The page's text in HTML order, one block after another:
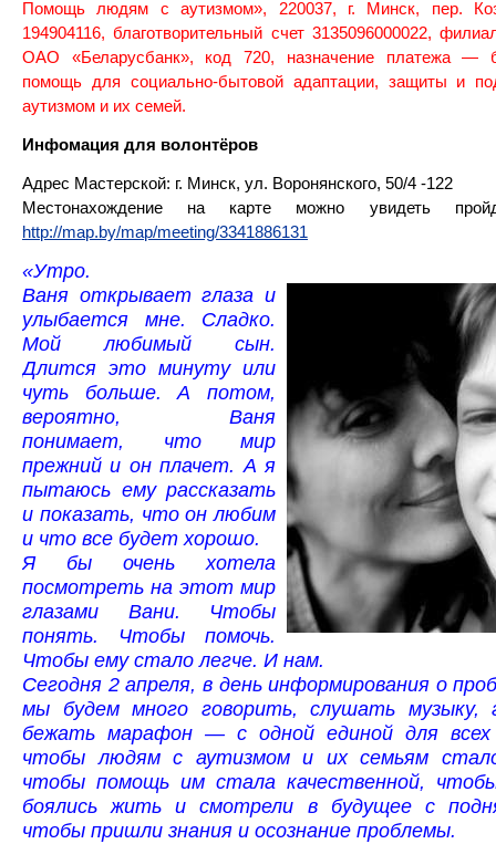
Помощь людям с аутизмом», 220037, г. Минск, пер.
194904116, благотворительный счет 3135096000022,
ОАО «Беларусбанк», код 720, назначение платежа —
помощь для социально-бытовой адаптации, защиты и
аутизмом и их семей.
Инфомация для волонтёров
Адрес Мастерской: г. Минск, ул. Воронянского, 50/4 -122
Местонахождение на карте можно увидеть
http://map.by/map/meeting/3341886131
«Утро.
Ваня открывает глаза и
улыбается мне. Сладко.
Мой любимый сын.
Длится это минуту или
чуть больше. А потом,
вероятно, Ваня
понимает, что мир
прежний и он плачет. А я
пытаюсь ему рассказать
и показать, что он любим
и что все будет хорошо.
Я бы очень хотела
посмотреть на этот мир
глазами Вани. Чтобы
понять. Чтобы помочь.
Чтобы ему стало легче. И нам.
Сегодня 2 апреля, в день информирования о
мы будем много говорить, слушать музыку,
бежать марафон — с одной единой для
чтобы людям с аутизмом и их семьям
чтобы помощь им стала качественной,
боялись жить и смотрели в будущее с
чтобы пришли знания и осознание проблемы.